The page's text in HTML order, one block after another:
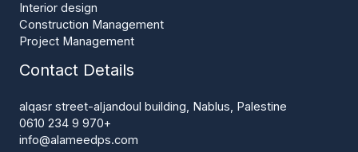
Interior design
Construction Management
Project Management
Contact Details
alqasr street-aljandoul building, Nablus, Palestine
+970 9 234 0610
info@alameedps.com